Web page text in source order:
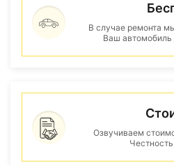
В случае ремонта
Ваш
Озвучиваем